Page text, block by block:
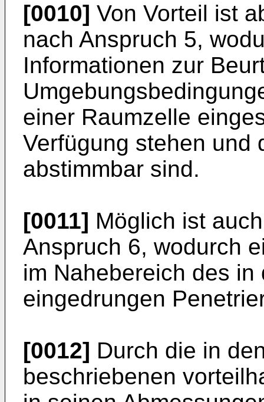
[0010] Von Vorteil ist
nach Anspruch 5,
Informationen zur
einer Raumzelle
Verfügung stehen und
abstimmbar sind.
[0011] Möglich ist
Anspruch 6, wodurch
im Nahebereich des in
eingedrungen
[0012] Durch die in
beschriebenen